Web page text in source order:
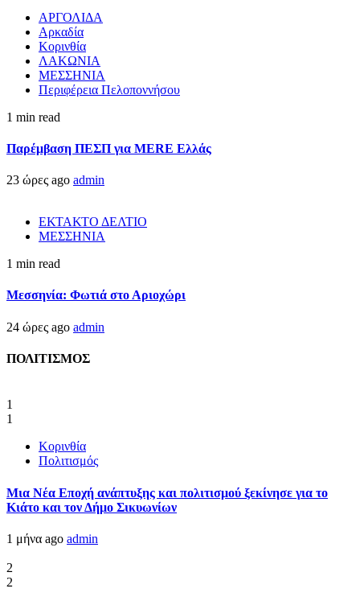
ΑΡΓΟΛΙΔΑ
Αρκαδία
Κορινθία
ΛΑΚΩΝΙΑ
ΜΕΣΣΗΝΙΑ
Περιφέρεια Πελοποννήσου
1 min read
Παρέμβαση ΠΕΣΠ για MERE Ελλάς
23 ώρες ago admin
ΕΚΤΑΚΤΟ ΔΕΛΤΙΟ
ΜΕΣΣΗΝΙΑ
1 min read
Μεσσηνία: Φωτιά στο Αριοχώρι
24 ώρες ago admin
ΠΟΛΙΤΙΣΜΟΣ
1
1
Κορινθία
Πολιτισμός
Μια Νέα Εποχή ανάπτυξης και πολιτισμού ξεκίνησε για το
Κιάτο και τον Δήμο Σικυωνίων
1 μήνα ago admin
2
2